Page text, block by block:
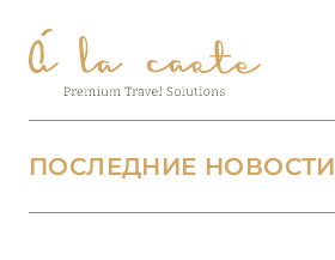
ПОСЛЕДНИЕ НОВОСТИ